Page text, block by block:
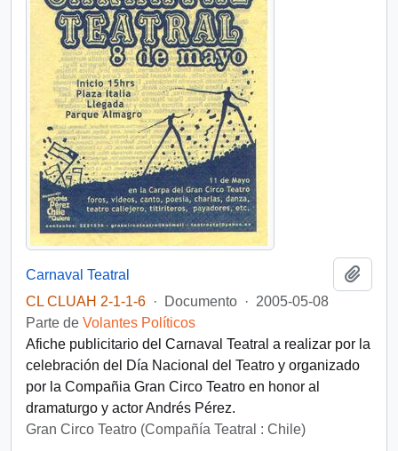
Carnaval Teatral
CL CLUAH 2-1-1-6 · Documento · 2005-05-08
Parte de Volantes Políticos
Afiche publicitario del Carnaval Teatral a realizar por la
celebración del Día Nacional del Teatro y organizado
por la Compañia Gran Circo Teatro en honor al
dramaturgo y actor Andrés Pérez.
Gran Circo Teatro (Compañía Teatral : Chile)